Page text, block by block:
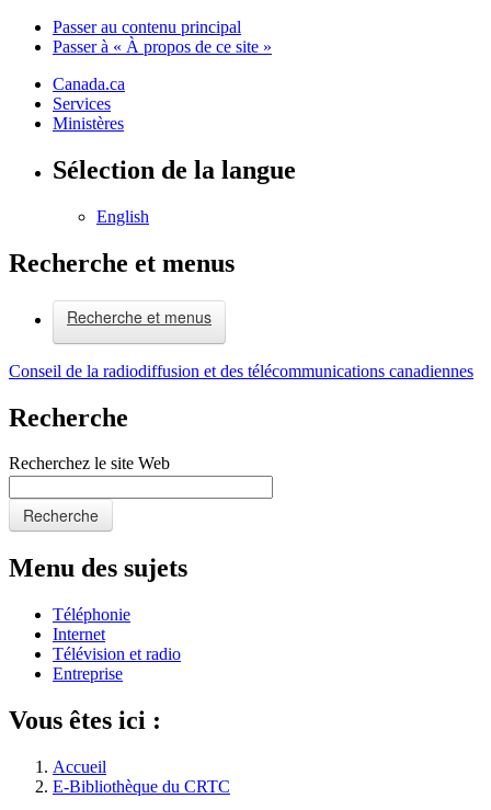
Passer au contenu principal
Passer à « À propos de ce site »
Canada.ca
Services
Ministères
Sélection de la langue
English
Recherche et menus
Recherche et menus
Conseil de la radiodiffusion et des télécommunications canadiennes
Recherche
Recherchez le site Web
Recherche
Menu des sujets
Téléphonie
Internet
Télévision et radio
Entreprise
Vous êtes ici :
Accueil
E-Bibliothèque du CRTC